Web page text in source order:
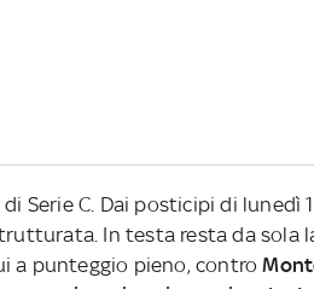
Serie C. Dai posticipi di lunedì
In testa resta da sola
a punteggio pieno, contro